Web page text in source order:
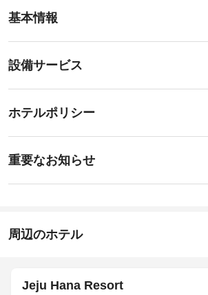
基本情報
メ
ィ
の
ゾ
で
は、
ー
ス
設備サービス
設
ー
ス
ス
ホテルポリシー
ェ
ッ
ク
イ
ン
定
施
重要なお知らせ
に
あ
周辺のホテル
Jeju Hana Resort